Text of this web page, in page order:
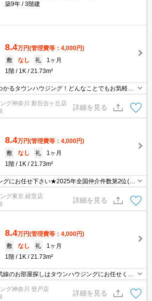
築9年
3階建
8.4万円(管理費等：4,000円)
敷
なし 礼
1ヶ月
1階
1K 21.73m²
るタウンハウジング！どんなことでもお気軽に
グ神奈川 新百合ヶ丘店
詳細を見る
8.4万円(管理費等：4,000円)
敷
なし 礼
1ヶ月
1階
1K 21.73m²
にお任せ下さい★2025年全国仲介件数第2位(全
グ東京 経堂店
詳細を見る
8.4万円(管理費等：4,000円)
敷
なし 礼
1ヶ月
1階
1K 21.73m²
のお部屋探しはタウンハウジングにお任せくだ
グ神奈川 登戸店
詳細を見る